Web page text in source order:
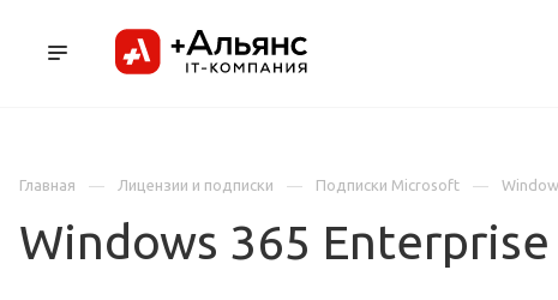
Главная
Лицензии и подписки Подписки Microsoft
Windows 365 Enterprise